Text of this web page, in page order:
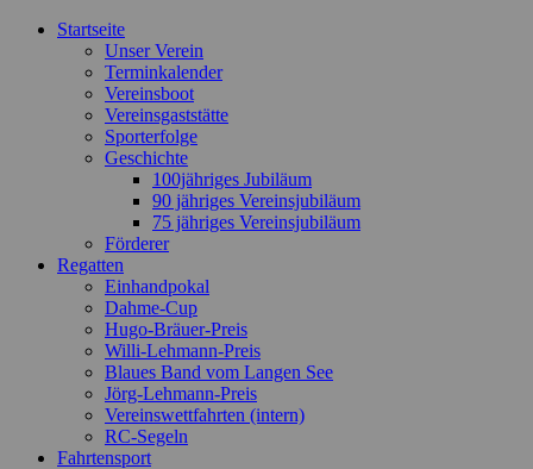
Startseite
Unser Verein
Terminkalender
Vereinsboot
Vereinsgaststätte
Sporterfolge
Geschichte
100jähriges Jubiläum
90 jähriges Vereinsjubiläum
75 jähriges Vereinsjubiläum
Förderer
Regatten
Einhandpokal
Dahme-Cup
Hugo-Bräuer-Preis
Willi-Lehmann-Preis
Blaues Band vom Langen See
Jörg-Lehmann-Preis
Vereinswettfahrten (intern)
RC-Segeln
Fahrtensport